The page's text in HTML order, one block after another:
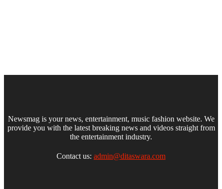
Newsmag is your news, entertainment, music fashion website. We
provide you with the latest breaking news and videos straight from
the entertainment industry.
Contact us: admin@ditaswara.com